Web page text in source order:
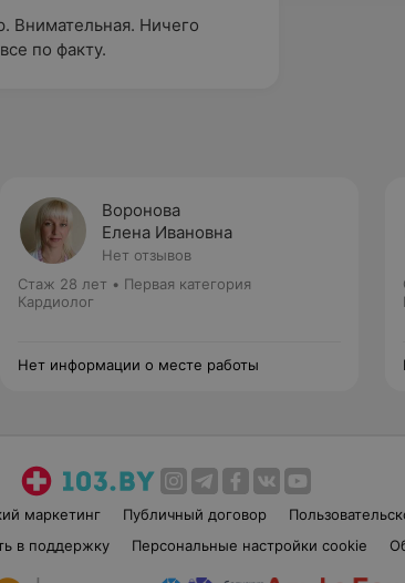
Внимательная. Ничего
по факту.
Воронова
Елена Ивановна
Нет отзывов
Стаж 28 лет • Первая категория
Кардиолог
Нет информации о месте работы
маркетинг Публичный договор
в поддержку Персональные настройки cookie